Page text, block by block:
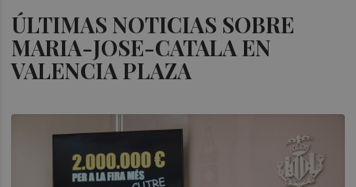
ÚLTIMAS NOTICIAS SOBRE
MARIA-JOSE-CATALA EN
VALENCIA PLAZA